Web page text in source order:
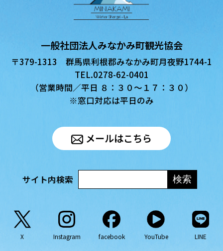
一般社団法人みなかみ町観光協会
〒379-1313 群馬県利根郡みなかみ町月夜野1744-1
TEL.0278-62-0401
（営業時間／平日 ８：３０〜１７：３０）
※窓口対応は平日のみ
メールはこちら
サイト内検索
X Instagram facebook YouTube LINE